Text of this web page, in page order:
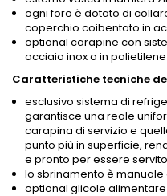
ogni foro è dotato di
coperchio coibentato in
optional carapine con
acciaio inox o in polietilene
Caratteristiche tecniche
esclusivo sistema di
garantisce una reale
carapina di servizio e
punto più in superficie,
e pronto per essere
lo sbrinamento è
optional glicole